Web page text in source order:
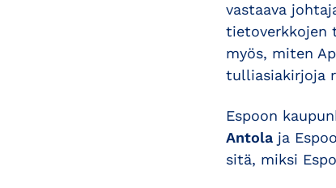
vastaava
tietoverkkojen
myös, miten
tulliasiakirjoja
Espoon
Antola ja
sitä, miksi